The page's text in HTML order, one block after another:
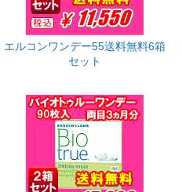
エルコンワンデー55送料無料6箱
セット